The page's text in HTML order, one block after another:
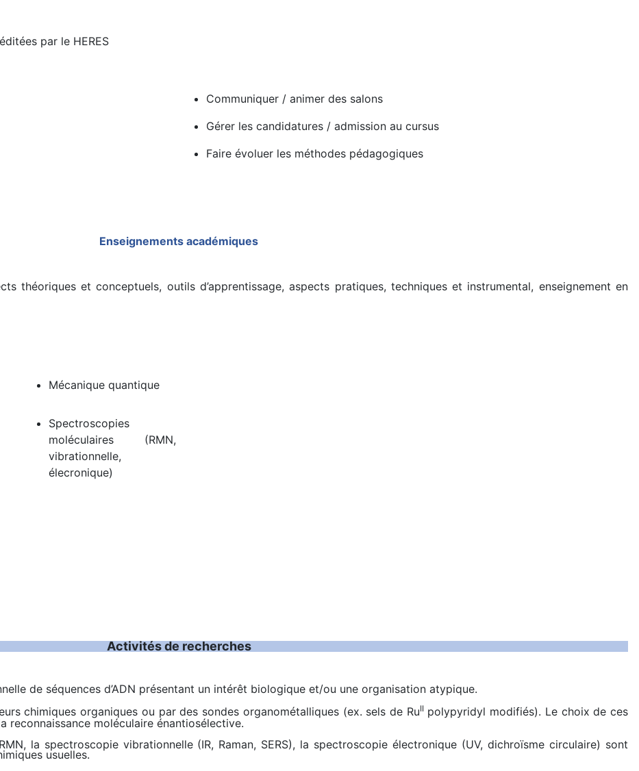
par le HERES
Communiquer / animer des salons
Gérer les candidatures / admission au cursus
Faire évoluer les méthodes pédagogiques
Enseignements académiques
théoriques et conceptuels, outils d’apprentissage, aspects pratiques, techniques et instrumental, enseignement en
Mécanique quantique
Spectroscopies
moléculaires (RMN,
vibrationnelle,
élecronique)
Activités de recherches
de séquences d’ADN présentant un intérêt biologique et/ou une organisation atypique.
chimiques organiques ou par des sondes organométalliques (ex. sels de RuIIpolypyridyl modifiés). Le choix de ces
reconnaissance moléculaire énantiosélective.
la spectroscopie vibrationnelle (IR, Raman, SERS), la spectroscopie électronique (UV, dichroïsme circulaire) sont
usuelles.